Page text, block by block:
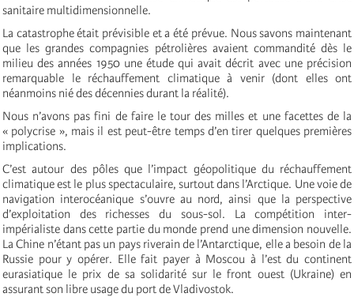
sanitaire multidimensionnelle.
La catastrophe était prévisible et a été prévue. Nous savons maintenant
que les grandes compagnies pétrolières avaient commandité dès le
milieu des années 1950 une étude qui avait décrit avec une précision
remarquable le réchauffement climatique à venir (dont elles ont
néanmoins nié des décennies durant la réalité).
Nous n’avons pas fini de faire le tour des milles et une facettes de la
« polycrise », mais il est peut-être temps d’en tirer quelques premières
implications.
C’est autour des pôles que l’impact géopolitique du réchauffement
climatique est le plus spectaculaire, surtout dans l’Arctique. Une voie de
navigation interocéanique s’ouvre au nord, ainsi que la perspective
d’exploitation des richesses du sous-sol. La compétition inter-
impérialiste dans cette partie du monde prend une dimension nouvelle.
La Chine n’étant pas un pays riverain de l’Antarctique, elle a besoin de la
Russie pour y opérer. Elle fait payer à Moscou à l’est du continent
eurasiatique le prix de sa solidarité sur le front ouest (Ukraine) en
assurant son libre usage du port de Vladivostok.